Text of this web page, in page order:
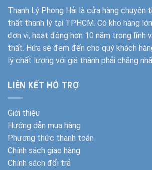
Thanh Lý Phong Hải là cửa hàng chuyên
thất thanh lý tại TPHCM. Có kho hàng
đơn vị, hoạt động hơn 10 năm trong lĩnh
thất. Hứa sẽ đem đến cho quý khách
lý chất lượng với giá thành phải chăng
LIÊN KẾT HỖ TRỢ
Giới thiệu
Hướng dẫn mua hàng
Phương thức thanh toán
Chính sách giao hàng
Chính sách đổi trả